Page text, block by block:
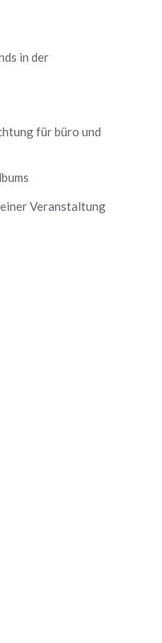
in der
für büro und
Veranstaltung